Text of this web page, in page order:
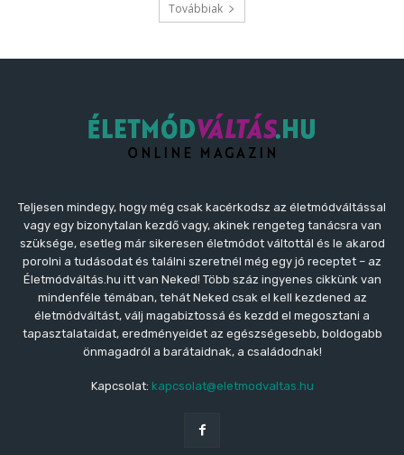
Teljesen mindegy, hogy még csak kacérkodsz az életmódváltással
vagy egy bizonytalan kezdő vagy, akinek rengeteg tanácsra van
szüksége, esetleg már sikeresen életmódot váltottál és le akarod
porolni a tudásodat és találni szeretnél még egy jó receptet – az
Életmódváltás.hu itt van Neked! Több száz ingyenes cikkünk van
mindenféle témában, tehát Neked csak el kell kezdened az
életmódváltást, válj magabiztossá és kezdd el megosztani a
tapasztalataidat, eredményeidet az egészségesebb, boldogabb
önmagadról a barátaidnak, a családodnak!
Kapcsolat: kapcsolat@eletmodvaltas.hu